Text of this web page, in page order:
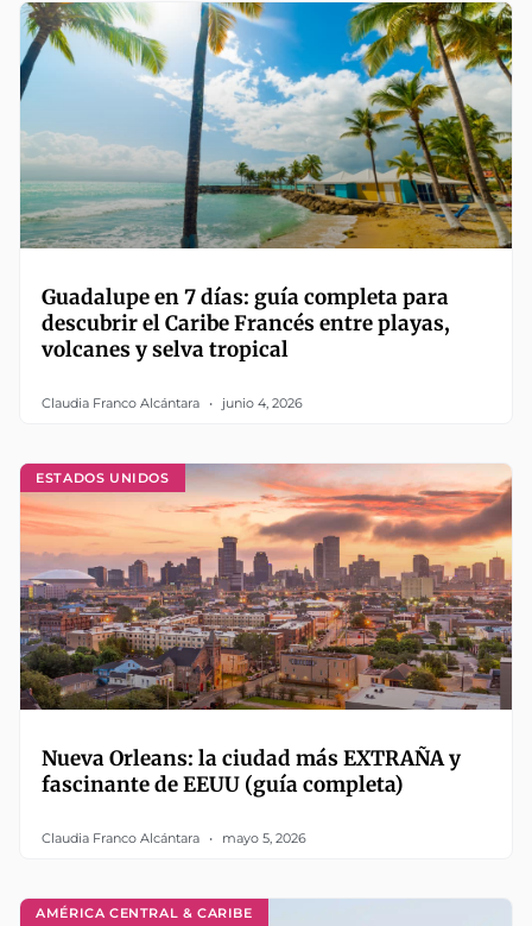
Guadalupe en 7 días: guía completa para
descubrir el Caribe Francés entre playas,
volcanes y selva tropical
Claudia Franco Alcántara junio 4, 2026
ESTADOS UNIDOS
Nueva Orleans: la ciudad más EXTRAÑA y
fascinante de EEUU (guía completa)
Claudia Franco Alcántara mayo 5, 2026
AMÉRICA CENTRAL & CARIBE